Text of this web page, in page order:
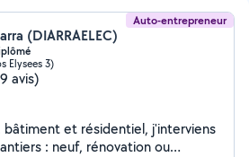
Auto-entrepreneur
(DIARRAELEC)
Elysees 3)
avis)
bâtiment et résidentiel, j'interviens
: neuf, rénovation ou